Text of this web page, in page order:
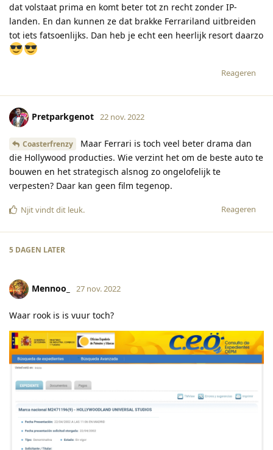
dat volstaat prima en komt beter tot zn recht zonder IP-
landen. En dan kunnen ze dat brakke Ferrariland uitbreiden
tot iets fatsoenlijks. Dan heb je echt een heerlijk resort daarzo
Reageren
Pretparkgenot 22 nov. 2022
Coasterfrenzy
Maar Ferrari is toch veel beter drama dan
die Hollywood producties. Wie verzint het om de beste auto te
bouwen en het strategisch alsnog zo ongelofelijk te
verpesten? Daar kan geen film tegenop.
Reageren
Njitvindt dit leuk.
5 DAGEN LATER
Mennoo_ 27 nov. 2022
Waar rook is is vuur toch?